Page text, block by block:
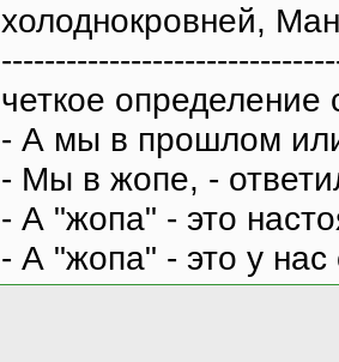
холоднокровней,
четкое
- А мы в прошлом
- Мы в жопе, -
- А "жопа" - это
- А "жопа" - это у